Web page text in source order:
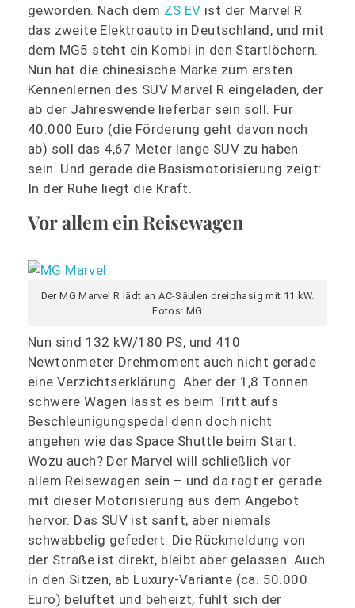
geworden. Nach dem ZS EV ist der Marvel R
das zweite Elektroauto in Deutschland, und mit
dem MG5 steht ein Kombi in den Startlöchern.
Nun hat die chinesische Marke zum ersten
Kennenlernen des SUV Marvel R eingeladen, der
ab der Jahreswende lieferbar sein soll. Für
40.000 Euro (die Förderung geht davon noch
ab) soll das 4,67 Meter lange SUV zu haben
sein. Und gerade die Basismotorisierung zeigt:
In der Ruhe liegt die Kraft.
Vor allem ein Reisewagen
Der MG Marvel R lädt an AC-Säulen dreiphasig mit 11 kW.
Fotos: MG
Nun sind 132 kW/180 PS, und 410
Newtonmeter Drehmoment auch nicht gerade
eine Verzichtserklärung. Aber der 1,8 Tonnen
schwere Wagen lässt es beim Tritt aufs
Beschleunigungspedal denn doch nicht
angehen wie das Space Shuttle beim Start.
Wozu auch? Der Marvel will schließlich vor
allem Reisewagen sein – und da ragt er gerade
mit dieser Motorisierung aus dem Angebot
hervor. Das SUV ist sanft, aber niemals
schwabbelig gefedert. Die Rückmeldung von
der Straße ist direkt, bleibt aber gelassen. Auch
in den Sitzen, ab Luxury-Variante (ca. 50.000
Euro) belüftet und beheizt, fühlt sich der